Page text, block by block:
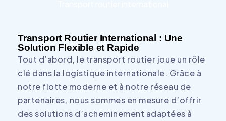
Transport Routier International : Une
Solution Flexible et Rapide
Tout d’abord, le transport routier joue un rôle
clé dans la logistique internationale. Grâce à
notre flotte moderne et à notre réseau de
partenaires, nous sommes en mesure d’offrir
des solutions d’acheminement adaptées à